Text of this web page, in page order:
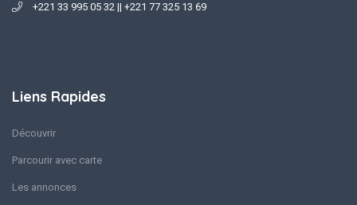
+221 33 995 05 32 || +221 77 325 13 69
Liens Rapides
Découvrir
Parcourir avec carte
Les annonces